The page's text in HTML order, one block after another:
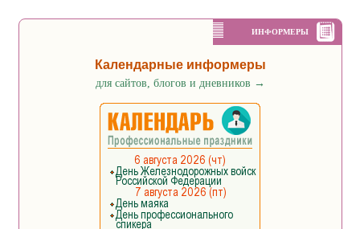
ИНФОРМЕРЫ
Календарные информеры
для сайтов, блогов и дневников →